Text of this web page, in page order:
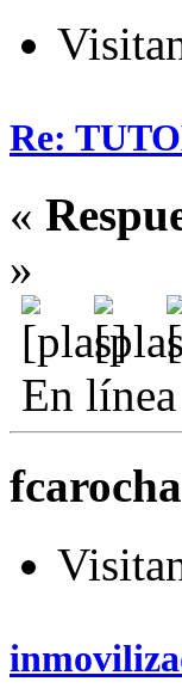
Re:
«
»
En línea
fcarocha